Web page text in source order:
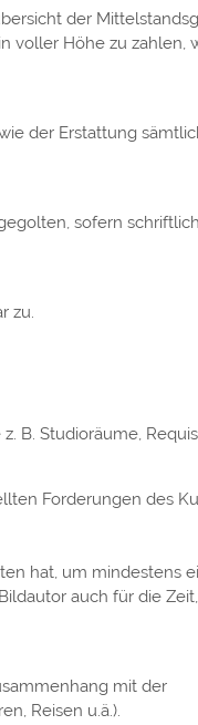
der
voller Höhe zu zahlen,
der Erstattung
sofern
zu.
B. Studioräume,
Forderungen des
hat, um mindestens
auch für die
mit der
Reisen u.ä.).